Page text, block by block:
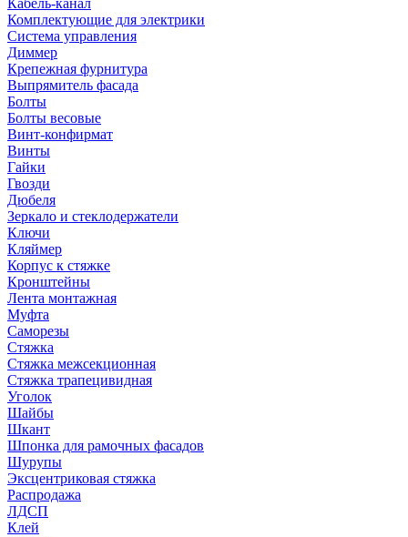
Кабель-канал
Комплектующие для электрики
Система управления
Диммер
Крепежная фурнитура
Выпрямитель фасада
Болты
Болты весовые
Винт-конфирмат
Винты
Гайки
Гвозди
Дюбеля
Зеркало и стеклодержатели
Ключи
Кляймер
Корпус к стяжке
Кронштейны
Лента монтажная
Муфта
Саморезы
Стяжка
Стяжка межсекционная
Стяжка трапецивидная
Уголок
Шайбы
Шкант
Шпонка для рамочных фасадов
Шурупы
Эксцентриковая стяжка
Распродажа
ЛДСП
Клей